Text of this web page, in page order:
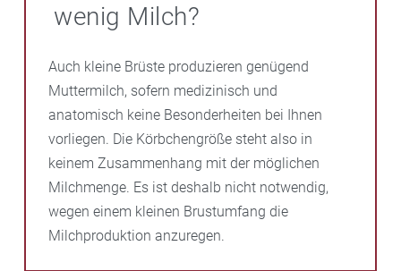
wenig Milch?
Auch kleine Brüste produzieren genügend
Muttermilch, sofern medizinisch und
anatomisch keine Besonderheiten bei Ihnen
vorliegen. Die Körbchengröße steht also in
keinem Zusammenhang mit der möglichen
Milchmenge. Es ist deshalb nicht notwendig,
wegen einem kleinen Brustumfang die
Milchproduktion anzuregen.